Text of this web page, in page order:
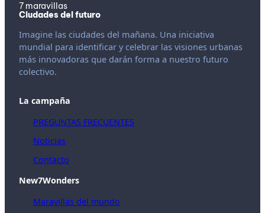
7 maravillas
Ciudades del futuro
Imagine las ciudades del mañana. Una iniciativa
mundial para identificar y celebrar las visiones urbanas
más innovadoras que darán forma a nuestro futuro
colectivo.
La campaña
PREGUNTAS FRECUENTES
Noticias
Contacto
New7Wonders
Maravillas del mundo